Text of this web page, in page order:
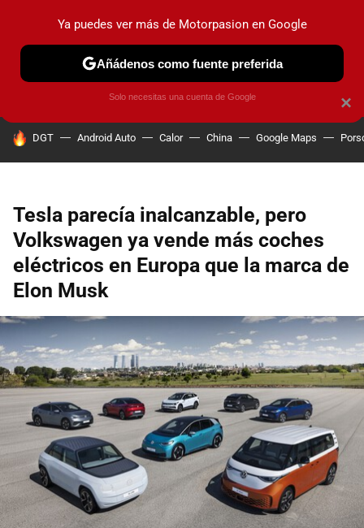
PRUEBAS COCHES ELÉCTRICOS OBSERVATORIO
HOY SE HABLA DE
DGT Android Auto Calor China Google Maps
Tesla parecía inalcanzable, pero
Volkswagen ya vende más coches
eléctricos en Europa que la marca de
Elon Musk
×
Ya puedes ver más de Motorpasion en Google
Añádenos como fuente preferida
Solo necesitas una cuenta de Google